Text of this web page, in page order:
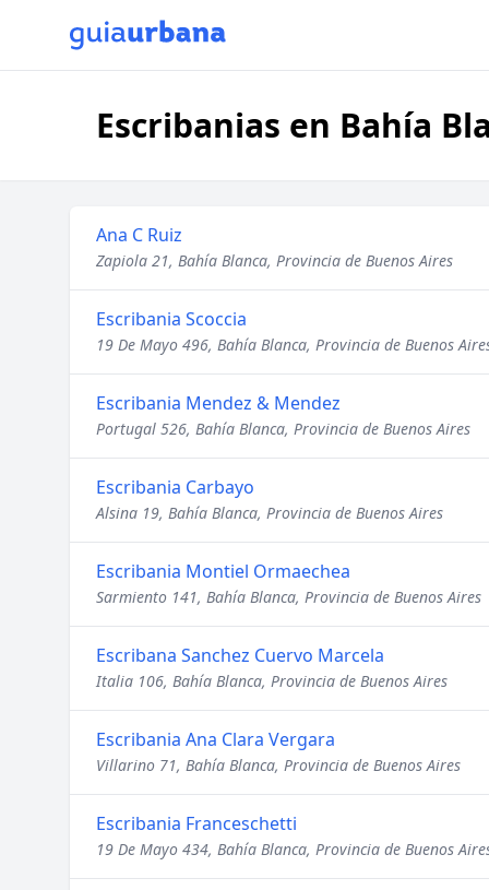
Escribanias en Bahía
Ana C Ruiz
Zapiola 21, Bahía Blanca, Provincia de Buenos Aires
Escribania Scoccia
19 De Mayo 496, Bahía Blanca, Provincia de Buenos
Escribania Mendez & Mendez
Portugal 526, Bahía Blanca, Provincia de Buenos Aires
Escribania Carbayo
Alsina 19, Bahía Blanca, Provincia de Buenos Aires
Escribania Montiel Ormaechea
Sarmiento 141, Bahía Blanca, Provincia de Buenos Aires
Escribana Sanchez Cuervo Marcela
Italia 106, Bahía Blanca, Provincia de Buenos Aires
Escribania Ana Clara Vergara
Villarino 71, Bahía Blanca, Provincia de Buenos Aires
Escribania Franceschetti
19 De Mayo 434, Bahía Blanca, Provincia de Buenos